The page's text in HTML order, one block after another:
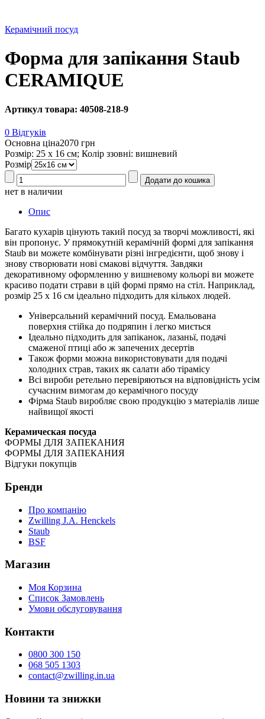
Керамічний посуд
Форма для запікання Staub
CERAMIQUE
Артикул товара: 40508-218-9
0 Відгуків
Основна ціна2070 грн
Розмір: 25 х 16 см; Колір ззовні: вишневий
Розмір
нет в наличии
Опис
Багато кухарів цінують такий посуд за творчі можливості, які
він пропонує. У прямокутній керамічній формі для запікання
Staub ви можете комбінувати різні інгредієнти, щоб знову і
знову створювати нові смакові відчуття. Завдяки
декоративному оформленню у вишневому кольорі ви можете
красиво подати страви в цій формі прямо на стіл. Наприклад,
розмір 25 х 16 см ідеально підходить для кількох людей.
Універсальний керамічний посуд. Емальована
поверхня стійка до подряпин і легко миється
Ідеально підходить для запіканок, лазаньї, подачі
смаженої птиці або ж запечених десертів
Також форми можна використовувати для подачі
холодних страв, таких як салати або тірамісу
Всі вироби ретельно перевіряються на відповідність усім
сучасним вимогам до керамічного посуду
Фірма Staub виробляє свою продукцію з матеріалів лише
найвищої якості
Керамическая посуда
ФОРМЫ ДЛЯ ЗАПЕКАНИЯ
ФОРМЫ ДЛЯ ЗАПЕКАНИЯ
Відгуки покупців
Бренди
Про компанію
Zwilling J.A. Henckels
Staub
BSF
Магазин
Моя Корзина
Список Замовлень
Умови обслуговування
Контакти
0800 300 150
068 505 1303
contact@zwilling.in.ua
Новини та знижки